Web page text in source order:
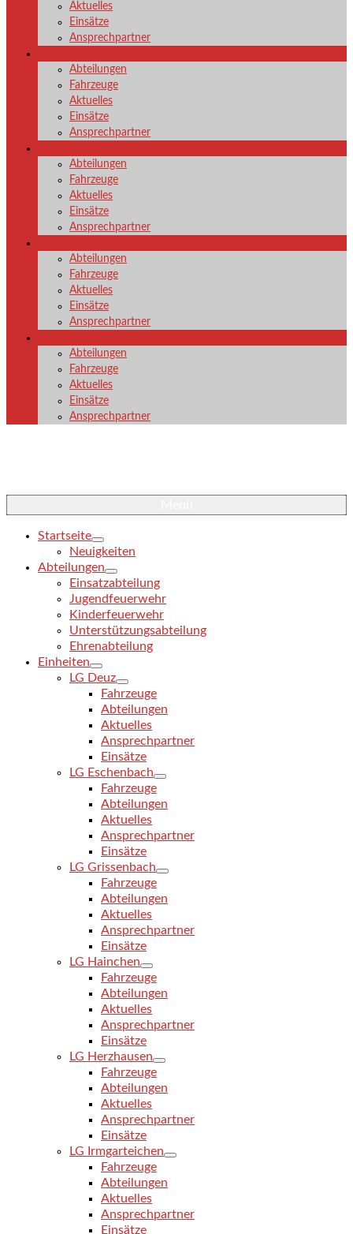
Aktuelles
Einsätze
Ansprechpartner
Abteilungen
Fahrzeuge
Aktuelles
Einsätze
Ansprechpartner
Abteilungen
Fahrzeuge
Aktuelles
Einsätze
Ansprechpartner
Abteilungen
Fahrzeuge
Aktuelles
Einsätze
Ansprechpartner
Abteilungen
Fahrzeuge
Aktuelles
Einsätze
Ansprechpartner
Startseite
Neuigkeiten
Abteilungen
Einsatzabteilung
Jugendfeuerwehr
Kinderfeuerwehr
Unterstützungsabteilung
Ehrenabteilung
Einheiten
LG Deuz
Fahrzeuge
Abteilungen
Aktuelles
Ansprechpartner
Einsätze
LG Eschenbach
Fahrzeuge
Abteilungen
Aktuelles
Ansprechpartner
Einsätze
LG Grissenbach
Fahrzeuge
Abteilungen
Aktuelles
Ansprechpartner
Einsätze
LG Hainchen
Fahrzeuge
Abteilungen
Aktuelles
Ansprechpartner
Einsätze
LG Herzhausen
Fahrzeuge
Abteilungen
Aktuelles
Ansprechpartner
Einsätze
LG Irmgarteichen
Fahrzeuge
Abteilungen
Aktuelles
Ansprechpartner
Einsätze